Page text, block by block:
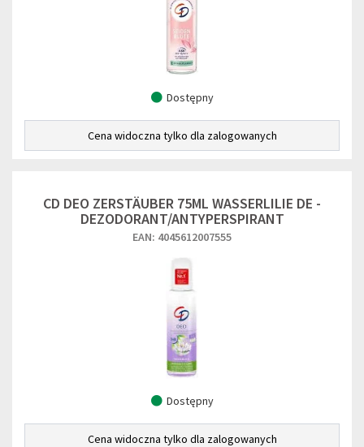
Dostępny
Cena widoczna tylko dla zalogowanych
CD DEO ZERSTÄUBER 75ML WASSERLILIE DE -
DEZODORANT/ANTYPERSPIRANT
EAN: 4045612007555
Dostępny
Cena widoczna tylko dla zalogowanych